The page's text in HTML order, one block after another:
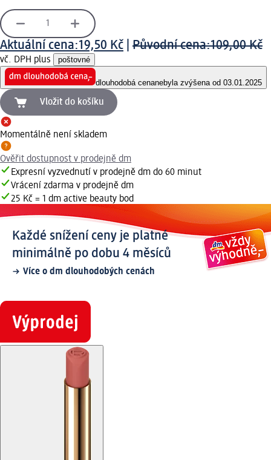
Aktuální cena:19,50 Kč Původní cena:109,00 Kč
vč. DPH plus poštovné
dlouhodobá cenanebyla zvýšena od 03.01.2025
Vložit do košíku
Momentálně není skladem
Ověřit dostupnost v prodejně dm
Expresní vyzvednutí v prodejně dm do 60 minut
Vrácení zdarma v prodejně dm
25 Kč = 1 dm active beauty bod
Každé snížení ceny je platné
minimálně po dobu 4 měsíců
Více o dm dlouhodobých cenách